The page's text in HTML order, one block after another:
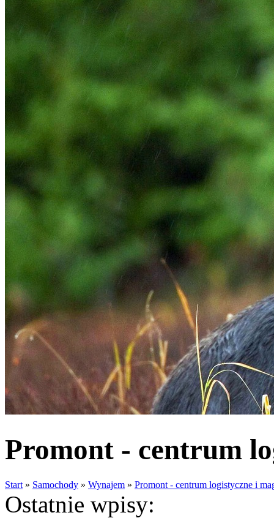
Promont - centrum
Start » Samochody » Wynajem » Promont - centrum logistyczne i
Ostatnie wpisy: